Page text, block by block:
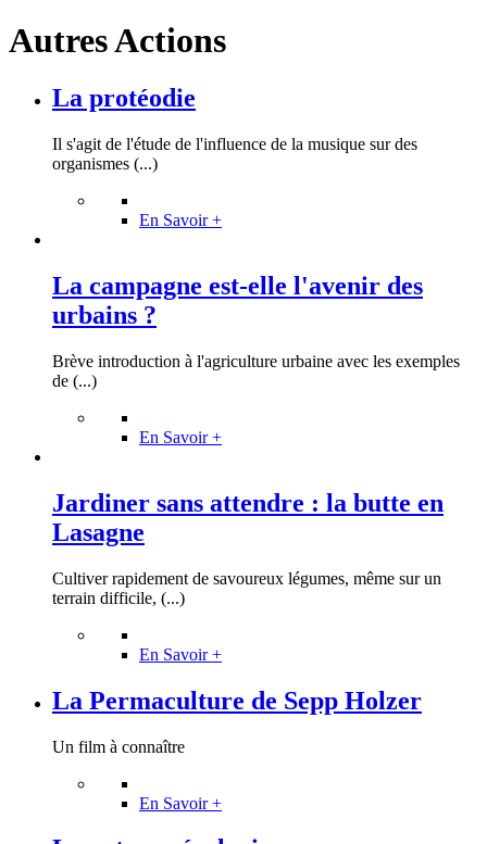
Autres Actions
La protéodie
Il s'agit de l'étude de l'influence de la musique sur des
organismes (...)
En Savoir +
La campagne est-elle l'avenir des
urbains ?
Brève introduction à l'agriculture urbaine avec les exemples
de (...)
En Savoir +
Jardiner sans attendre : la butte en
Lasagne
Cultiver rapidement de savoureux légumes, même sur un
terrain difficile, (...)
En Savoir +
La Permaculture de Sepp Holzer
Un film à connaître
En Savoir +